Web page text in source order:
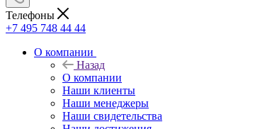
Телефоны
+7 495 748 44 44
О компании
Назад
О компании
Наши клиенты
Наши менеджеры
Наши свидетельства